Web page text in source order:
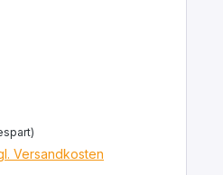
Versandkosten